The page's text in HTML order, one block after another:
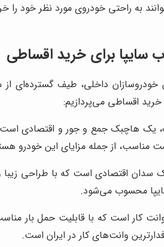
به راحتی خودروی مورد نظر خود را
برای خرید اقساطی
خودروسازان داخلی، طیف
اقساطی می‌پردازیم:
یک هاچبک جمع و جور و اقتصادی
از جمله مزایای این خودرو
سدان اقتصادی است که با طراحی
محسوب می‌شود.
یک وانت کار است که با قابلیت
وانت‌های کار در ایران است.